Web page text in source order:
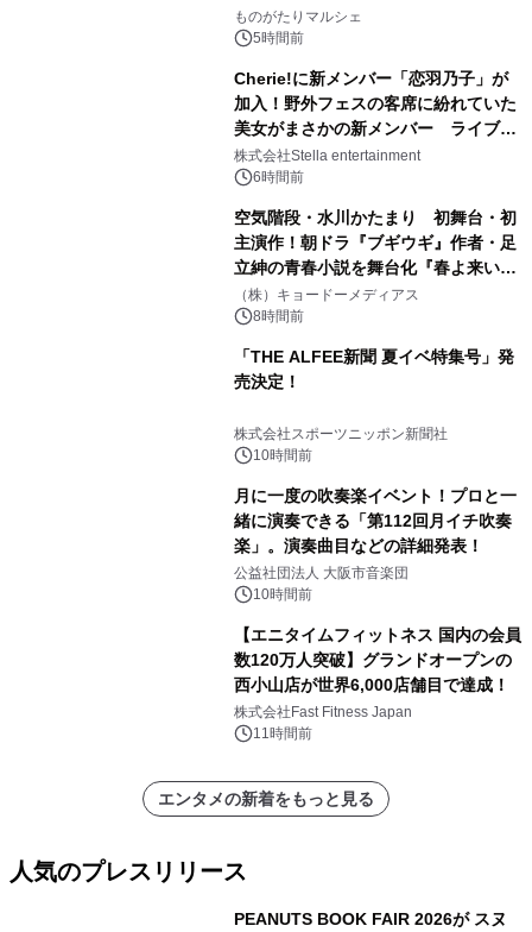
ものがたりマルシェ
5時間前
Cherie!に新メンバー「恋羽乃子」が
加入！野外フェスの客席に紛れていた
美女がまさかの新メンバー ライブ中
のサプライズ発表に会場騒然
株式会社Stella entertainment
6時間前
空気階段・水川かたまり 初舞台・初
主演作！朝ドラ『ブギウギ』作者・足
立紳の青春小説を舞台化『春よ来い、
マジで来い』キービジュアル解禁！
（株）キョードーメディアス
8時間前
「THE ALFEE新聞 夏イベ特集号」発
売決定！
株式会社スポーツニッポン新聞社
10時間前
月に一度の吹奏楽イベント！プロと一
緒に演奏できる「第112回月イチ吹奏
楽」。演奏曲目などの詳細発表！
公益社団法人 大阪市音楽団
10時間前
【エニタイムフィットネス 国内の会員
数120万人突破】グランドオープンの
西小山店が世界6,000店舗目で達成！
株式会社Fast Fitness Japan
11時間前
エンタメの新着をもっと見る
人気のプレスリリース
PEANUTS BOOK FAIR 2026が スヌ